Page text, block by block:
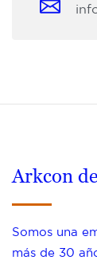
Arkcon
Somos una
más de 30